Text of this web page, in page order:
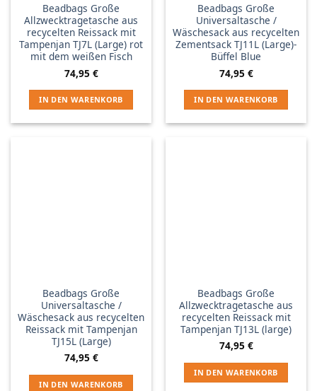
Beadbags Große
Allzwecktragetasche aus
recycelten Reissack mit
Tampenjan TJ7L (Large) rot
mit dem weißen Fisch
74,95 €
IN DEN WARENKORB
Beadbags Große
Universaltasche /
Wäschesack aus recycelten
Zementsack TJ11L (Large)-
Büffel Blue
74,95 €
IN DEN WARENKORB
Beadbags Große
Universaltasche /
Wäschesack aus recycelten
Reissack mit Tampenjan
TJ15L (Large)
74,95 €
IN DEN WARENKORB
Beadbags Große
Allzwecktragetasche aus
recycelten Reissack mit
Tampenjan TJ13L (large)
74,95 €
IN DEN WARENKORB